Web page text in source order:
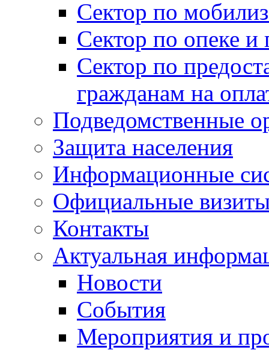
Сектор по
Сектор по опеке и
Сектор по
гражданам на
Подведомственные
Защита населения
Информационные
Официальные
Контакты
Актуальная
Новости
События
Мероприятия и